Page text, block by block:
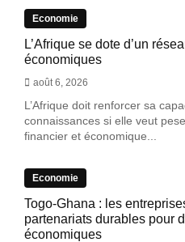
Economie
L’Afrique se dote d’un
économiques
août 6, 2026
L’Afrique doit renforcer sa
connaissances si elle veut
financier et économique...
Economie
Togo-Ghana : les
partenariats durables pour
économiques